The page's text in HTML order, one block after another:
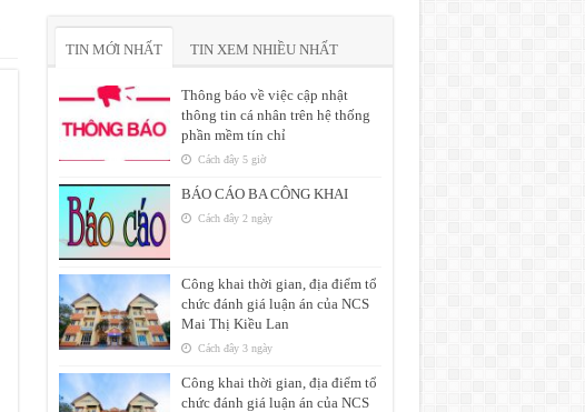
TIN MỚI NHẤT TIN XEM NHIỀU NHẤT
Thông báo về việc cập nhật
thông tin cá nhân trên hệ thống
phần mềm tín chỉ
Cách đây 5 giờ
BÁO CÁO BA CÔNG KHAI
Cách đây 2 ngày
Công khai thời gian, địa điểm tổ
chức đánh giá luận án của NCS
Mai Thị Kiều Lan
Cách đây 3 ngày
Công khai thời gian, địa điểm tổ
chức đánh giá luận án của NCS